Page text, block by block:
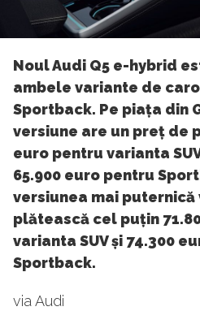
Noul Audi Q5 e-hybrid
ambele variante de
Sportback. Pe piața din
versiune are un preț de
euro pentru varianta
65.900 euro pentru
versiunea mai puternică
plătească cel puțin
varianta SUV și 74.300
Sportback.
via Audi